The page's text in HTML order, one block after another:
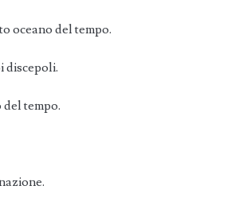
oceano del tempo.
discepoli.
del tempo.